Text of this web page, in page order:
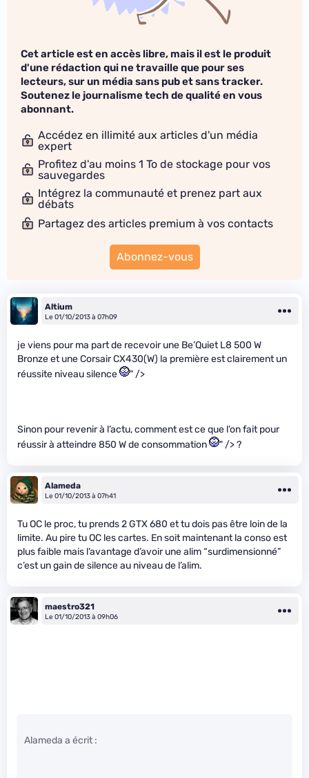
Cet article est en accès libre, mais il est le produit
d'une rédaction qui ne travaille que pour ses
lecteurs, sur un média sans pub et sans tracker.
Soutenez le journalisme tech de qualité en vous
abonnant.
Accédez en illimité aux articles d'un média
expert
Profitez d'au moins 1 To de stockage pour vos
sauvegardes
Intégrez la communauté et prenez part aux
débats
Partagez des articles premium à vos contacts
Abonnez-vous
Altium
Le 01/10/2013 à 07h09
je viens pour ma part de recevoir une Be’Quiet L8 500 W
Bronze et une Corsair CX430(W) la première est clairement un
réussite niveau silence
" />
Sinon pour revenir à l’actu, comment est ce que l’on fait pour
réussir à atteindre 850 W de consommation
" /> ?
Alameda
Le 01/10/2013 à 07h41
Tu OC le proc, tu prends 2 GTX 680 et tu dois pas être loin de la
limite. Au pire tu OC les cartes. En soit maintenant la conso est
plus faible mais l’avantage d’avoir une alim “surdimensionné”
c’est un gain de silence au niveau de l’alim.
maestro321
Le 01/10/2013 à 09h06
Alameda a écrit :